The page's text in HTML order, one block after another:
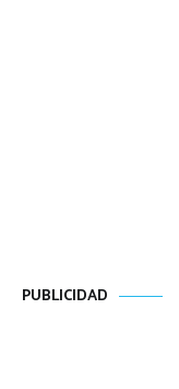
PUBLICIDAD